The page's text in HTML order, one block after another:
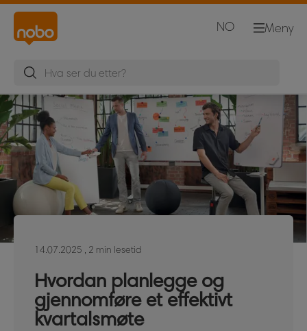
Meny
NO
14.07.2025 , 2 min lesetid
Hvordan planlegge og
gjennomføre et effektivt
kvartalsmøte